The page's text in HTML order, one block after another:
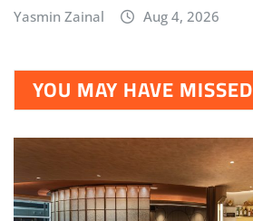
Yasmin Zainal Aug 4, 2026
YOU MAY HAVE MISSED